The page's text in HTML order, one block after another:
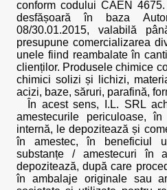
conform codului CAEN
desfășoară în baza
08/30.01.2015, valabilă
presupune comercializarea
unele fiind reambalate în
clienților. Produsele chimice
chimici solizi și lichizi,
acizi, baze, săruri, parafină,
În acest sens, I.L. SRL
amestecurile periculoase,
internă, le depozitează și
în amestec, în beneficiul
substanțe / amestecuri în
depozitează, după care
în ambalaje originale sau